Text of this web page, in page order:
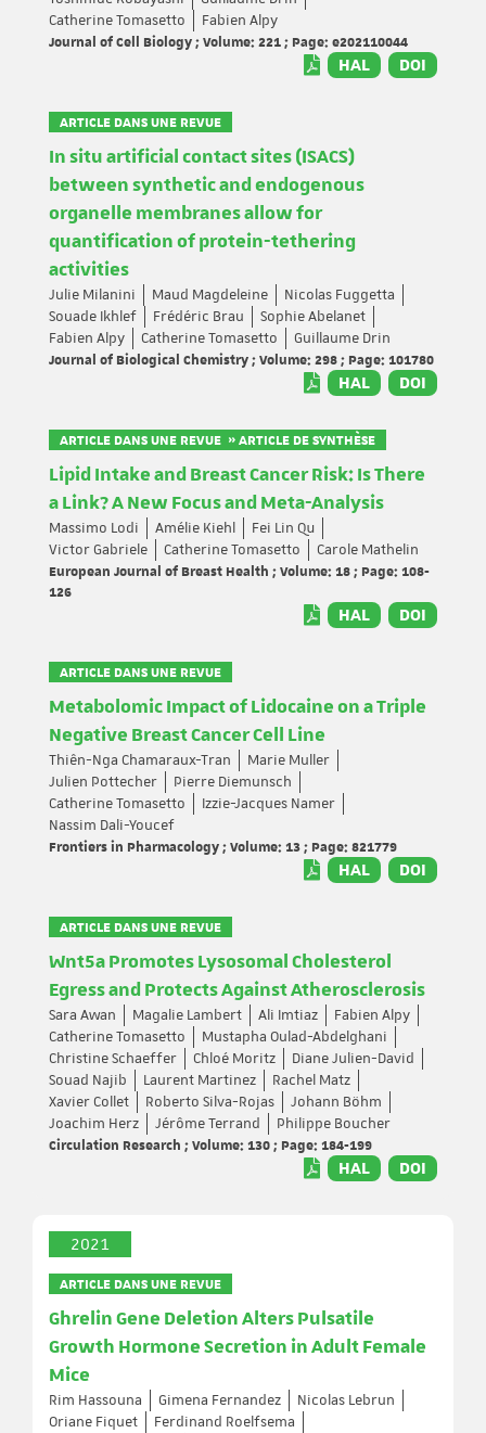
Catherine Tomasetto
Fabien Alpy
Journal of Cell Biology ; Volume: 221 ; Page: e202110044
HAL DOI
ARTICLE DANS UNE REVUE
In situ artificial contact sites (ISACS)
between synthetic and endogenous
organelle membranes allow for
quantification of protein-tethering
activities
Julie Milanini Maud Magdeleine
Nicolas Fuggetta
Souade Ikhlef
Frédéric Brau
Sophie Abelanet
Fabien Alpy
Catherine Tomasetto
Guillaume Drin
Journal of Biological Chemistry ; Volume: 298 ; Page: 101780
HAL DOI
ARTICLE DANS UNE REVUE » ARTICLE DE SYNTHÈSE
Lipid Intake and Breast Cancer Risk: Is There
a Link? A New Focus and Meta-Analysis
Massimo Lodi Amélie Kiehl
Fei Lin Qu
Victor Gabriele
Catherine Tomasetto
Carole Mathelin
European Journal of Breast Health ; Volume: 18 ; Page: 108-
126
HAL DOI
ARTICLE DANS UNE REVUE
Metabolomic Impact of Lidocaine on a Triple
Negative Breast Cancer Cell Line
Thiên-Nga Chamaraux-Tran
Marie Muller
Julien Pottecher
Pierre Diemunsch
Catherine Tomasetto
Izzie-Jacques Namer
Nassim Dali-Youcef
Frontiers in Pharmacology ; Volume: 13 ; Page: 821779
HAL DOI
ARTICLE DANS UNE REVUE
Wnt5a Promotes Lysosomal Cholesterol
Egress and Protects Against Atherosclerosis
Sara Awan Magalie Lambert Ali Imtiaz
Fabien Alpy
Catherine Tomasetto
Mustapha Oulad-Abdelghani
Christine Schaeffer
Chloé Moritz
Diane Julien-David
Souad Najib
Laurent Martinez
Rachel Matz
Xavier Collet
Roberto Silva-Rojas
Johann Böhm
Joachim Herz
Jérôme Terrand
Philippe Boucher
Circulation Research ; Volume: 130 ; Page: 184-199
HAL DOI
2021
ARTICLE DANS UNE REVUE
Ghrelin Gene Deletion Alters Pulsatile
Growth Hormone Secretion in Adult Female
Mice
Rim Hassouna Gimena Fernandez
Nicolas Lebrun
Oriane Fiquet
Ferdinand Roelfsema